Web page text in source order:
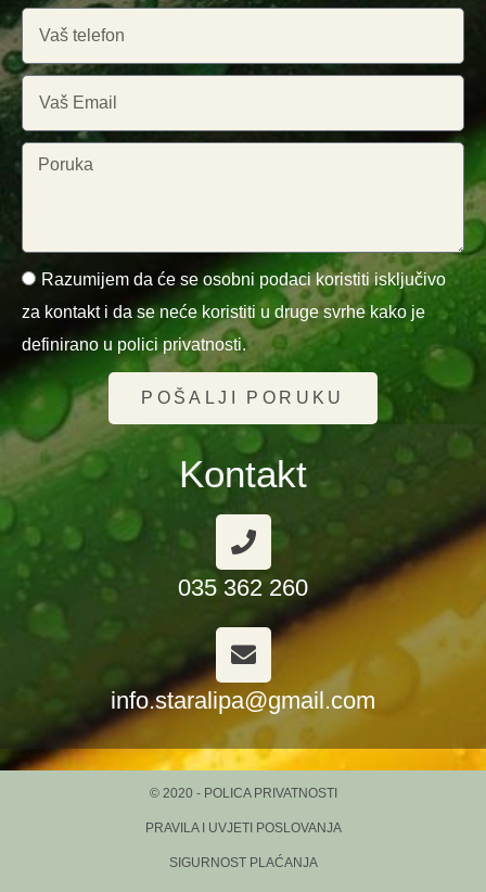
Razumijem da će se osobni podaci koristiti isključivo
za kontakt i da se neće koristiti u druge svrhe kako je
definirano u polici privatnosti.
POŠALJI PORUKU
Kontakt
035 362 260
info.staralipa@gmail.com
© 2020 - POLICA PRIVATNOSTI
PRAVILA I UVJETI POSLOVANJA
SIGURNOST PLAĆANJA